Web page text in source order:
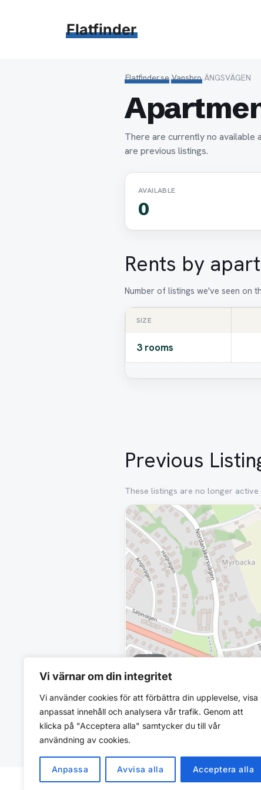
Vi värnar om din integritet
Vi använder cookies för att förbättra din upplevelse, visa
anpassat innehåll och analysera vår trafik. Genom att
klicka på "Acceptera alla" samtycker du till vår
användning av cookies.
Anpassa Avvisa alla Acceptera alla
Flatfinder
Flatfinder.se›Vansbro›ÄNGSVÄGEN
There are currently no available
are previous listings.
AVAILABLE
0
Rents by
Number of listings we've seen on
SIZE
3 rooms
Previous
These listings are no longer
Removed
8 067 SEK/mo
ÄNGSVÄGEN 3 B
Vansbrohem, Stiftelsen
© 2026 Flatfinder. Find rental apartments in